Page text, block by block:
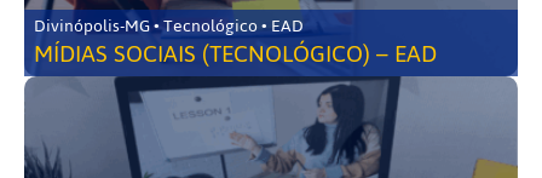
Divinópolis-MG • Tecnológico • EAD
MÍDIAS SOCIAIS (TECNOLÓGICO) – EAD